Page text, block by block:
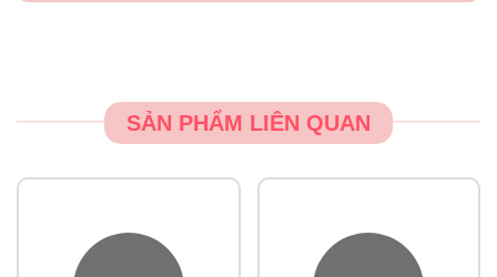
SẢN PHẨM LIÊN QUAN